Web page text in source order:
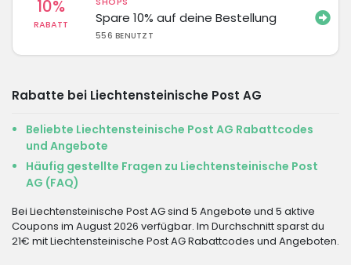
10%
RABATT Spare 10% auf deine Bestellung
556 BENUTZT
Rabatte bei Liechtensteinische Post AG
Beliebte Liechtensteinische Post AG Rabattcodes
und Angebote
Häufig gestellte Fragen zu Liechtensteinische Post
AG (FAQ)
Bei Liechtensteinische Post AG sind 5 Angebote und 5 aktive
Coupons im August 2026 verfügbar. Im Durchschnitt sparst du
21€ mit Liechtensteinische Post AG Rabattcodes und Angeboten.